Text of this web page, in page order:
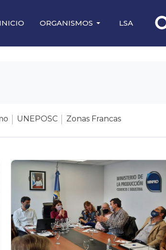
INICIO ORGANISMOS LSA
UNEPOSC Zonas Francas